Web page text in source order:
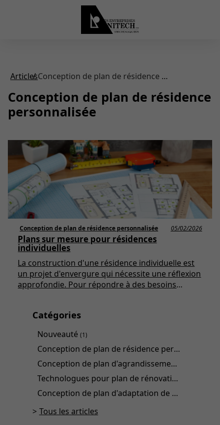
Catégories
Nouveauté (1)
Conception de plan de résidence personnalisée
Conception de plan d'agrandissement
Technologues pour plan de rénovation
Conception de plan d'adaptation de domicile
Tous les articles
Articles Conception de plan de résidence personnalisée
Conception de plan de résidence
personnalisée
Conception de plan de résidence personnalisée 05/02/2026
Plans sur mesure pour résidences
individuelles
La construction d'une résidence individuelle est
un projet d'envergure qui nécessite une réflexion
approfondie. Pour répondre à des besoins
mesure. Cet article explorera en détail les
résidences individuelles, en mettant en lumière
les avantages, les étapes de création et les
considérations essentielles à garder à l'esprit.